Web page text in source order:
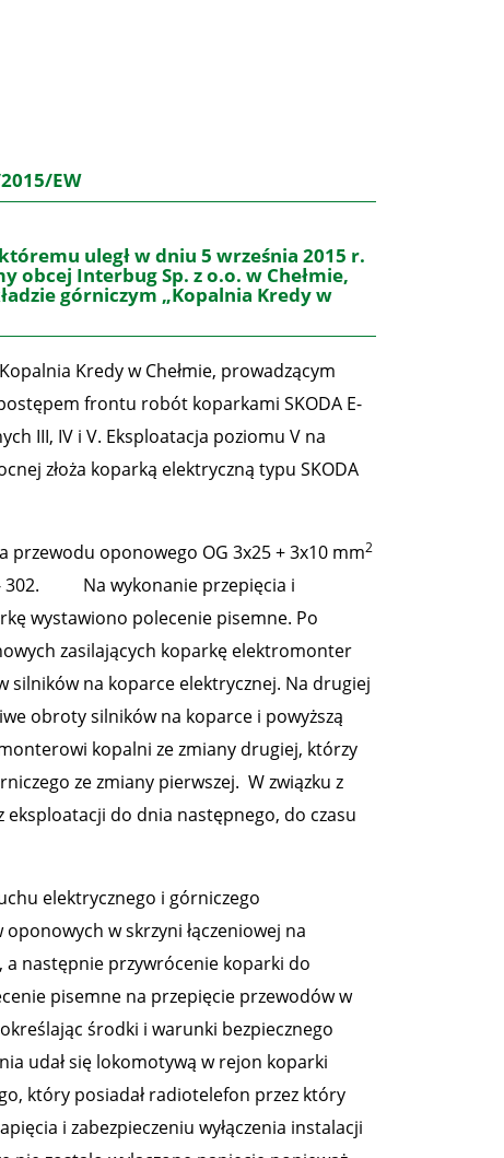
EW
uległ w dniu 5 września 2015 r.
Interbug Sp. z o.o. w Chełmie,
górniczym „Kopalnia Kredy w
Kredy w Chełmie, prowadzącym
frontu robót koparkami SKODA E-
III, IV i V. Eksploatacja poziomu V na
złoża koparką elektryczną typu SKODA
oponowego OG 3x25 + 3x10 mm2
302. Na wykonanie przepięcia i
wystawiono polecenie pisemne. Po
zasilających koparkę elektromonter
silników na koparce elektrycznej. Na drugiej
obroty silników na koparce i powyższą
kopalni ze zmiany drugiej, którzy
ze zmiany pierwszej. W związku z
eksploatacji do dnia następnego, do czasu
elektrycznego i górniczego
w skrzyni łączeniowej na
a następnie przywrócenie koparki do
pisemne na przepięcie przewodów w
środki i warunki bezpiecznego
udał się lokomotywą w rejon koparki
który posiadał radiotelefon przez który
i zabezpieczeniu wyłączenia instalacji